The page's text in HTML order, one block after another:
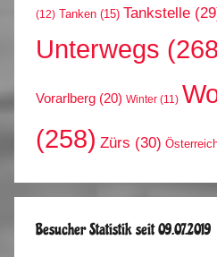
(12) Tanken (15) Tankstelle
Unterwegs
Vorarlberg (20) Winter (11)
(258) Zürs (30)
Besucher Statistik seit 09.07.2019